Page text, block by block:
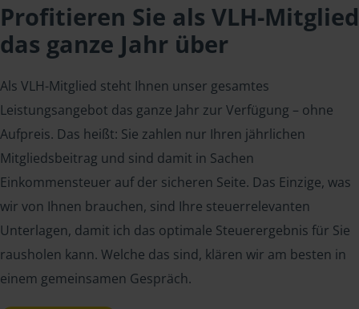
Profitieren Sie als VLH-Mitglied
das ganze Jahr über
Als VLH-Mitglied steht Ihnen unser gesamtes
Leistungsangebot das ganze Jahr zur Verfügung – ohne
Aufpreis. Das heißt: Sie zahlen nur Ihren jährlichen
Mitgliedsbeitrag und sind damit in Sachen
Einkommensteuer auf der sicheren Seite. Das Einzige, was
wir von Ihnen brauchen, sind Ihre steuerrelevanten
Unterlagen, damit ich das optimale Steuerergebnis für Sie
rausholen kann. Welche das sind, klären wir am besten in
einem gemeinsamen Gespräch.